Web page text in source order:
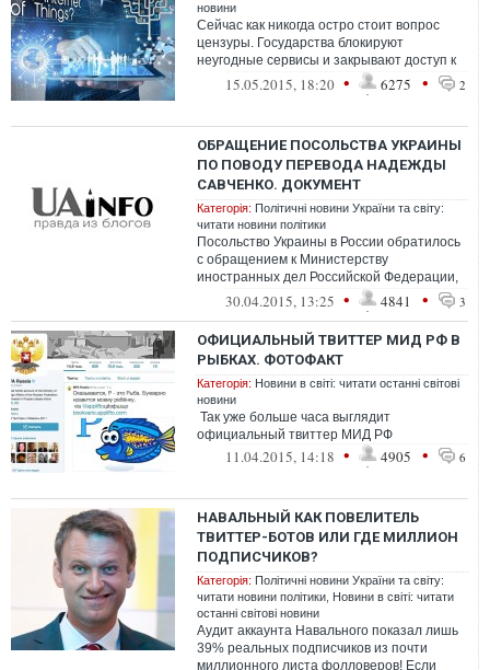
новини
Сейчас как никогда остро стоит вопрос
цензуры. Государства блокируют
неугодные сервисы и закрывают доступ к
блогам, удаляют статьи с критикой власти
15.05.2015, 18:20 • 6275 • 2
ОБРАЩЕНИЕ ПОСОЛЬСТВА УКРАИНЫ
ПО ПОВОДУ ПЕРЕВОДА НАДЕЖДЫ
САВЧЕНКО. ДОКУМЕНТ
Категорія: Політичні новини України та світу:
читати новини політики
Посольство Украины в России обратилось
с обращением к Министерству
иностранных дел Российской Федерации,
касающимся этапирования Надежды
30.04.2015, 13:25 • 4841 • 3
ОФИЦИАЛЬНЫЙ ТВИТТЕР МИД РФ В
РЫБКАХ. ФОТОФАКТ
Категорія: Новини в світі: читати останні світові
новини
Так уже больше часа выглядит
официальный твиттер МИД РФ
11.04.2015, 14:18 • 4905 • 6
НАВАЛЬНЫЙ КАК ПОВЕЛИТЕЛЬ
ТВИТТЕР-БОТОВ ИЛИ ГДЕ МИЛЛИОН
ПОДПИСЧИКОВ?
Категорія: Політичні новини України та світу:
читати новини політики Новини в світі: читати
останні світові новини
Аудит аккаунта Навального показал лишь
39% реальных подписчиков из почти
миллионного листа фолловеров! Если